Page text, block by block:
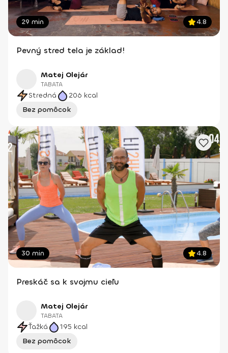
29 min 4.8
Pevný stred tela je základ!
Matej Olejár
TABATA
Stredná 206 kcal
Bez pomôcok
30 min 4.8
Preskáč sa k svojmu cieľu
Matej Olejár
TABATA
Ťažká 195 kcal
Bez pomôcok